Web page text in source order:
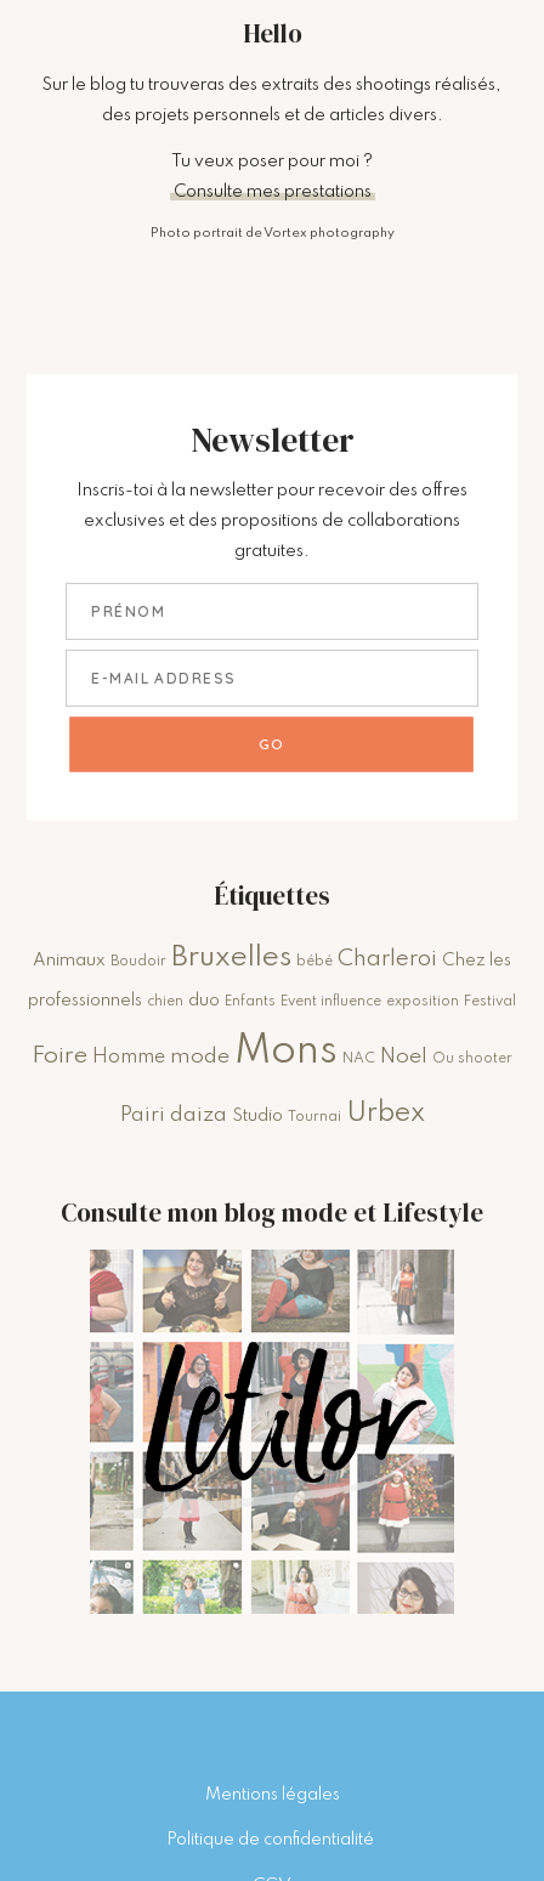
Hello
Sur le blog tu trouveras des extraits des shootings réalisés,
des projets personnels et de articles divers.
Tu veux poser pour moi ?
Consulte mes prestations
Photo portrait de Vortex photography
Newsletter
Inscris-toi à la newsletter pour recevoir des offres
exclusives et des propositions de collaborations
gratuites.
Étiquettes
Animaux Boudoir Bruxelles bébé Charleroi Chez les
professionnels chien duo Enfants Event influence exposition Festival
Foire Homme mode Mons NAC Noel Ou shooter
Pairi daiza Studio Tournai Urbex
Consulte mon blog mode et Lifestyle
Mentions légales
Politique de confidentialité